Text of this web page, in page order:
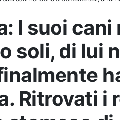
I suoi
soli, di lui
Ritrovati i